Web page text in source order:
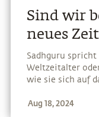
Sind wir
neues
Sadhguru
Weltzeitalter
wie sie sich auf
für die künftige
Aug 18, 2024